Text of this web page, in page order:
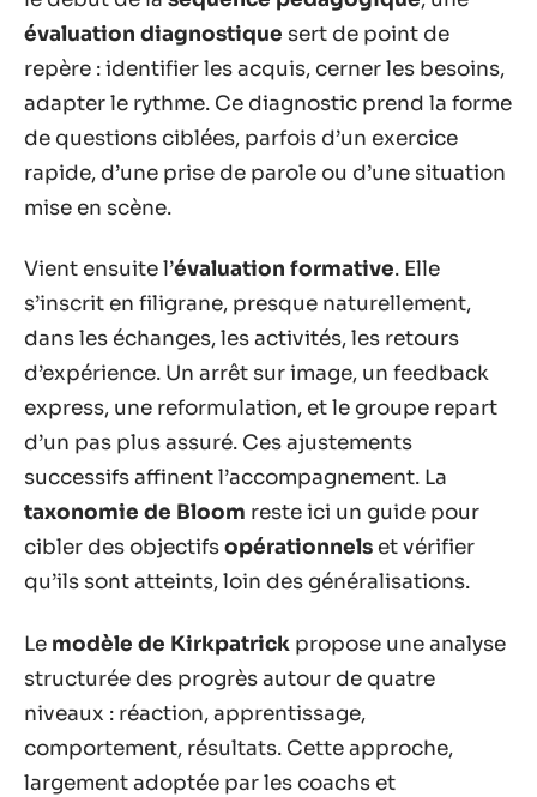
évaluation diagnostique sert de point de
repère : identifier les acquis, cerner les besoins,
adapter le rythme. Ce diagnostic prend la forme
de questions ciblées, parfois d’un exercice
rapide, d’une prise de parole ou d’une situation
mise en scène.
Vient ensuite l’évaluation formative. Elle
s’inscrit en filigrane, presque naturellement,
dans les échanges, les activités, les retours
d’expérience. Un arrêt sur image, un feedback
express, une reformulation, et le groupe repart
d’un pas plus assuré. Ces ajustements
successifs affinent l’accompagnement. La
taxonomie de Bloom reste ici un guide pour
cibler des objectifsopérationnels et vérifier
qu’ils sont atteints, loin des généralisations.
Le modèle de Kirkpatrick propose une analyse
structurée des progrès autour de quatre
niveaux : réaction, apprentissage,
comportement, résultats. Cette approche,
largement adoptée par les coachs et